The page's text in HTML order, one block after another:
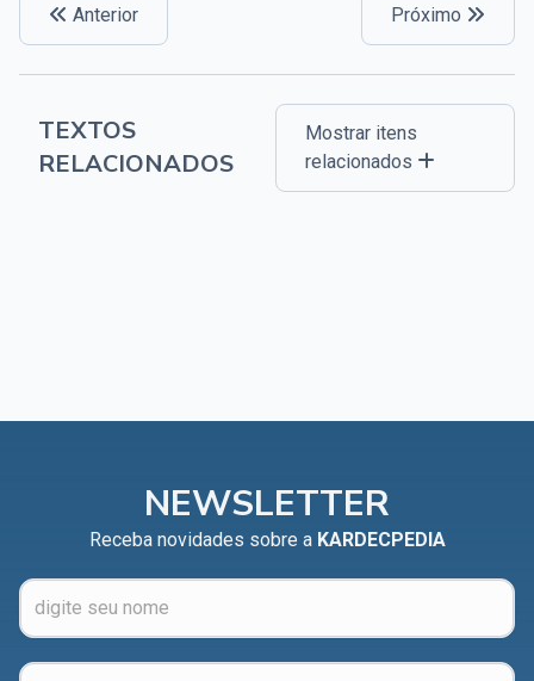
Anterior Próximo
TEXTOS
RELACIONADOS
Mostrar itens
relacionados
NEWSLETTER
Receba novidades sobre a KARDECPEDIA